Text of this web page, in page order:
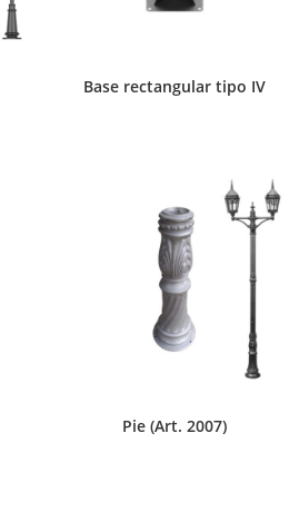
Base rectangular tipo IV
Pie (Art. 2007)